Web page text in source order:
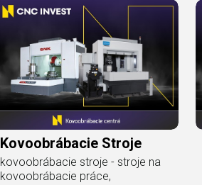
Kovoobrábacie Stroje
kovoobrábacie stroje - stroje na
kovoobrábacie práce,